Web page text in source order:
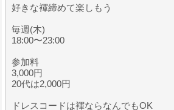
好きな褌締めて楽しもう
毎週(木)
18:00〜23:00
参加料
3,000円
20代は2,000円
ドレスコードは褌ならなんでもOK